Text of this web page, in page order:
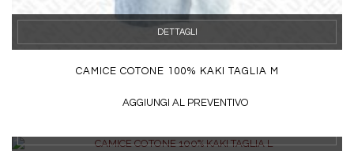
DETTAGLI
CAMICE COTONE 100% KAKI TAGLIA M
AGGIUNGI AL PREVENTIVO